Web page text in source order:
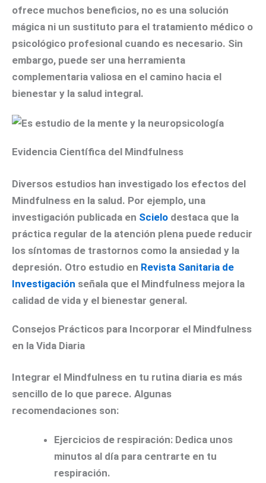
ofrece muchos beneficios, no es una solución
mágica ni un sustituto para el tratamiento médico o
psicológico profesional cuando es necesario. Sin
embargo, puede ser una herramienta
complementaria valiosa en el camino hacia el
bienestar y la salud integral.
Evidencia Científica del Mindfulness
Diversos estudios han investigado los efectos del
Mindfulness en la salud. Por ejemplo, una
investigación publicada en Scielo destaca que la
práctica regular de la atención plena puede reducir
los síntomas de trastornos como la ansiedad y la
depresión. Otro estudio en Revista Sanitaria de
Investigación señala que el Mindfulness mejora la
calidad de vida y el bienestar general.
Consejos Prácticos para Incorporar el Mindfulness
en la Vida Diaria
Integrar el Mindfulness en tu rutina diaria es más
sencillo de lo que parece. Algunas
recomendaciones son:
Ejercicios de respiración: Dedica unos
minutos al día para centrarte en tu
respiración.